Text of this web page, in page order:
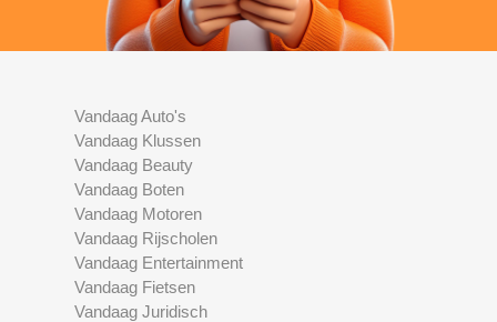
Vandaag Auto's
Vandaag Klussen
Vandaag Beauty
Vandaag Boten
Vandaag Motoren
Vandaag Rijscholen
Vandaag Entertainment
Vandaag Fietsen
Vandaag Juridisch